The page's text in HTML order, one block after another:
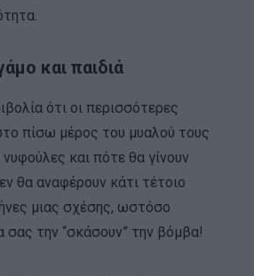
και παιδιά
ότι οι περισσότερες
πίσω μέρος του μυαλού τους
και πότε θα γίνουν
θα αναφέρουν κάτι τέτοιο
μιας σχέσης, ωστόσο
σας την “σκάσουν” την βόμβα!